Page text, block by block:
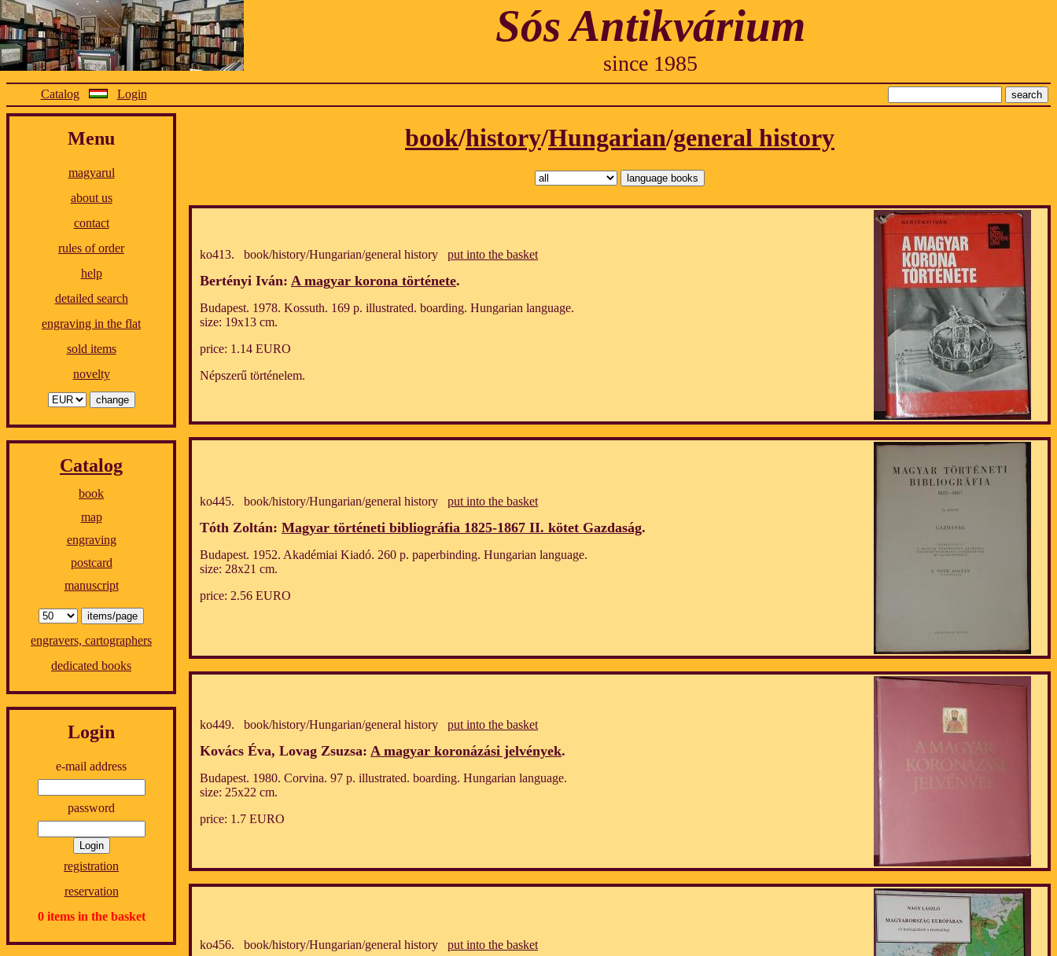
Sós Antikvárium
since 1985
Catalog Login
Menu
magyarul
about us
contact
rules of order
help
detailed search
engraving in the flat
sold items
novelty
Catalog
book
map
engraving
postcard
manuscript
engravers, cartographers
dedicated books
Login
e-mail address
password
registration
reservation
0 items in the basket
book/history/Hungarian/general history
ko413. book/history/Hungarian/general history put into the basket
Bertényi Iván: A magyar korona története.
Budapest. 1978. Kossuth. 169 p. illustrated. boarding. Hungarian language.
size: 19x13 cm.
price: 1.14 EURO
Népszerű történelem.
ko445. book/history/Hungarian/general history put into the basket
Tóth Zoltán: Magyar történeti bibliográfia 1825-1867 II. kötet Gazdaság.
Budapest. 1952. Akadémiai Kiadó. 260 p. paperbinding. Hungarian language.
size: 28x21 cm.
price: 2.56 EURO
ko449. book/history/Hungarian/general history put into the basket
Kovács Éva, Lovag Zsuzsa: A magyar koronázási jelvények.
Budapest. 1980. Corvina. 97 p. illustrated. boarding. Hungarian language.
size: 25x22 cm.
price: 1.7 EURO
ko456. book/history/Hungarian/general history put into the basket